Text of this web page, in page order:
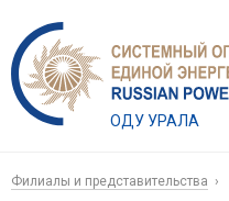
ОДУ УРАЛА
Филиалы и представительства